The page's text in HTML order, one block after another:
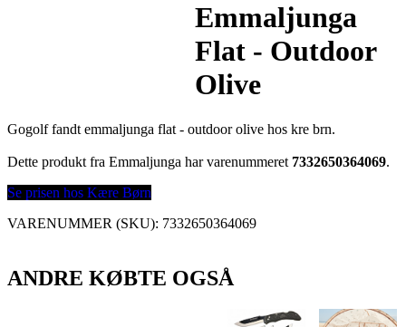
Emmaljunga
Flat - Outdoor
Olive
Gogolf fandt emmaljunga flat - outdoor olive hos kre brn.
Dette produkt fra Emmaljunga har varenummeret 7332650364069.
Se prisen hos Kære Børn
VARENUMMER (SKU): 7332650364069
ANDRE KØBTE OGSÅ